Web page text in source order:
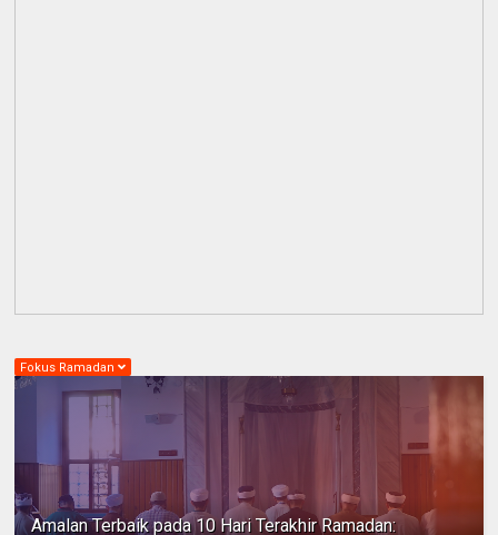
Fokus Ramadan
Amalan Terbaik pada 10 Hari Terakhir Ramadan: